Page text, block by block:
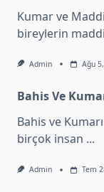
Kumar ve Maddi
bireylerin
Admin Ağu
Bahis Ve
Bahis ve
birçok insan ...
Admin Tem